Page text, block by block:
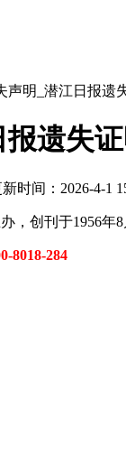
声明_潜江日报遗
遗失证
时间：2026-4-1
，创刊于1956年
8018-284